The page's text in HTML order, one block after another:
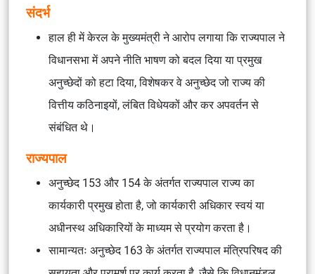
संदर्भ
हाल ही में केरल के मुख्यमंत्री ने आरोप लगाया कि राज्यपाल ने
विधानसभा में अपने नीति भाषण को बदल दिया या प्रमुख
अनुच्छेदों को हटा दिया, विशेषकर वे अनुच्छेद जो राज्य की
वित्तीय कठिनाइयों, लंबित विधेयकों और कर अपवर्तन से
संबंधित थे।
राज्यपाल
अनुच्छेद 153 और 154 के अंतर्गत राज्यपाल राज्य का
कार्यकारी प्रमुख होता है, जो कार्यकारी अधिकार स्वयं या
अधीनस्थ अधिकारियों के माध्यम से प्रयोग करता है।
सामान्यतः अनुच्छेद 163 के अंतर्गत राज्यपाल मंत्रिपरिषद की